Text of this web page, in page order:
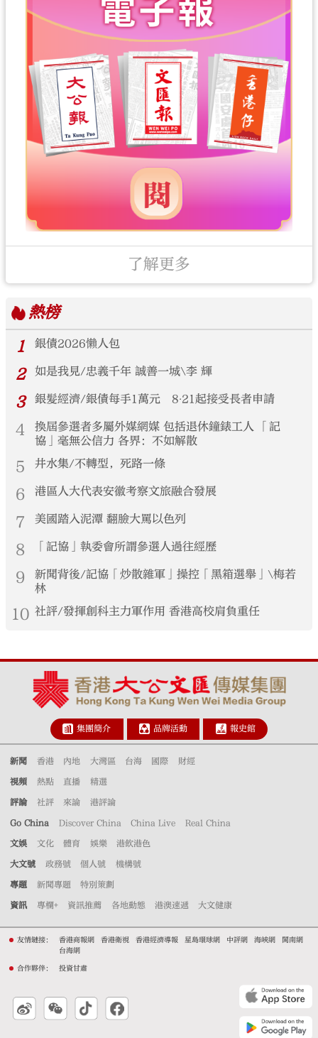
了解更多
熱榜
1
銀債2026懶人包
2 如是我見/忠義千年 誠善一城\李 輝
3 銀髮經濟/銀債每手1萬元 8‧21起接受長者申請
4
換屆參選者多屬外媒網媒 包括退休鐘錶工人 「記
協」毫無公信力 各界：不如解散
5 井水集/不轉型，死路一條
6 港區人大代表安徽考察文旅融合發展
7 美國踏入泥潭 翻臉大罵以色列
8 「記協」執委會所謂參選人過往經歷
9
新聞背後/記協「炒散雜軍」操控「黑箱選舉」\梅若
林
10 社評/發揮創科主力軍作用 香港高校肩負重任
集團簡介 品牌活動 報史館
新聞 香港 內地 大灣區 台海 國際 財經
視頻 熱點 直播 精選
評論 社評 來論 港評論
Go China Discover China China Live Real China
文娛 文化 體育 娛樂 港飲港色
大文號 政務號 個人號 機構號
專題 新聞專題 特別策劃
資訊 專欄+ 資訊推薦 各地動態 港澳速遞 大文健康
友情鏈接： 香港商報網 香港衛視 香港經濟導報 星島環球網 中評網 海峽網
閩南網
台海網
合作夥伴： 投資甘肅